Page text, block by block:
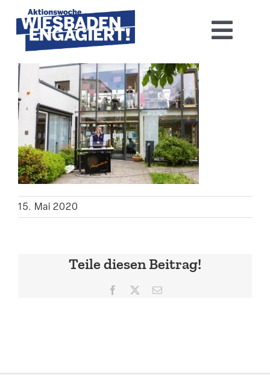
content
Home
Aktions­woche 2026
Basis-Infos
Dokumen­tation 2025
Aktuelles
Suche
15. Mai 2020
Teile diesen Beitrag!
Facebook E-